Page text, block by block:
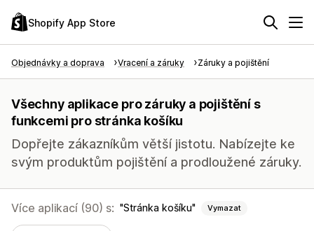
Shopify App Store
Objednávky a doprava Vracení a záruky Záruky a pojištění
Všechny aplikace pro záruky a pojištění s
funkcemi pro stránka košíku
Dopřejte zákazníkům větší jistotu. Nabízejte ke
svým produktům pojištění a prodloužené záruky.
Více aplikací (90) s: Stránka košíku Vymazat